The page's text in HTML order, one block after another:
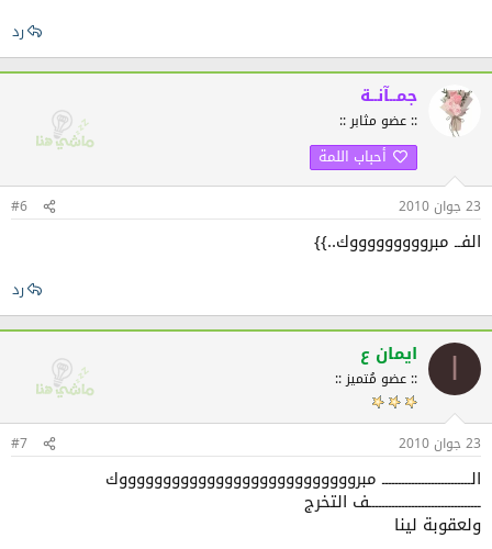
رد
جمــآنــة
:: عضو مثابر ::
أحباب اللمة
23 جوان 2010 #6
الفــ مبروووووووووك..}}
رد
ايمان ع
:: عضو مُتميز ::
23 جوان 2010 #7
الـــــــــــــــــــــــــــ مبروووووووووووووووووووووووووووك
ــــــــــــــــــــــــــــــــــف التخرج
ولعقوبة لينا